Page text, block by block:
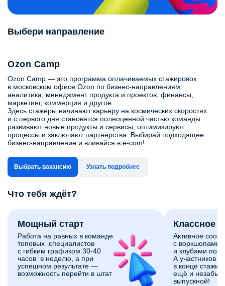
Выбери направление
Ozon Camp
Ozon Camp — это программа оплачиваемых стажировок
в московском офисе Ozon по бизнес‑направлениям:
аналитика, менеджмент продукта и проектов, финансы,
маркетинг, коммерция и другое.
Здесь стажёры начинают карьеру на космических скоростях
и с первого дня становятся полноценной частью команды:
развивают новые продукты и сервисы, оптимизируют
процессы и заключают партнёрства. Выбирай подходящее
бизнес-направление и вливайся в e-com!
Выбрать вакансию Узнать подробнее
Что тебя ждёт?
Мощный старт
Работа на равных в команде
топовых специалистов
с гибким графиком 30-40
часов в неделю, а при
успешном результате —
возможность перейти в штат
Классное
Активное
с
и клубами по
А участников
в конце
ещё и
выпускной!